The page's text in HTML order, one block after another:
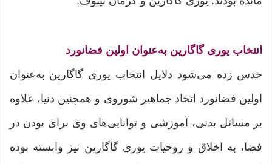
انتخاب یوری گاگارین به‌عنوان اولین فضانورد
حدس زده می‌شود دلایل انتخاب یوری گاگارین به‌عنوان
اولین فضانورد اتحاد جماهیر شوروی و هم‎چنین دنیا، علاوه
بر مسائل بدنی، آموزشی و توانایی‌های وی برای بودن در
فضا، به اخلاق و روحیات یوری گاگارین نیز وابسته بوده